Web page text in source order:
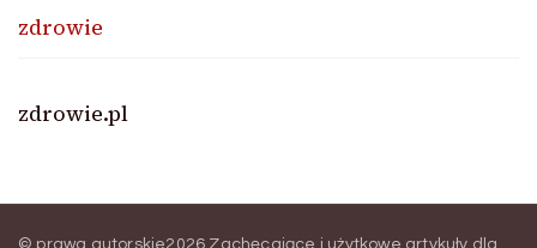
zdrowie
zdrowie.pl
© prawa autorskie2026 Zachęcające i użytkowe artykuły dla